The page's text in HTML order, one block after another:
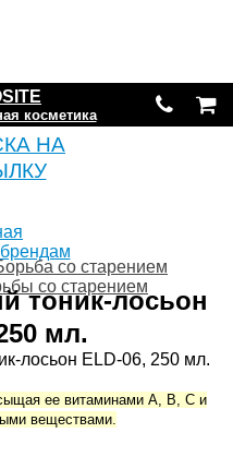
косметика
НА
со старением
со старением
тоник-лосьон
мл.
ее витаминами А, В, С и
веществами.